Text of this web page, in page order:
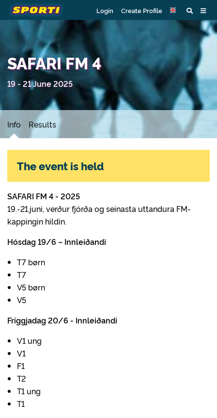
Login Create Profile
SAFARI FM 4
19 - 21 June 2025
Info Results
SAFARI FM 4 - 2025
19.-21.juni, verður fjórða og seinasta uttandura FM-
kappingin hildin.
Hósdag 19/6 – Innleiðandi
T7 børn
T7
V5 børn
V5
Fríggjadag 20/6 - Innleiðandi
V1 ung
V1
F1
T2
T1 ung
T1
The event is held